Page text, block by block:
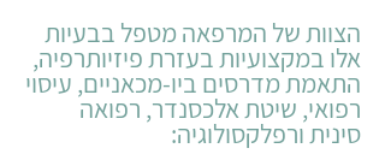
הצוות של המרפאה מטפל בבעיות
אלו במקצועיות בעזרת פיזיותרפיה,
התאמת מדרסים ביו-מכאניים, עיסוי
רפואי, שיטת אלכסנדר, רפואה
סינית ורפלקסולוגיה: